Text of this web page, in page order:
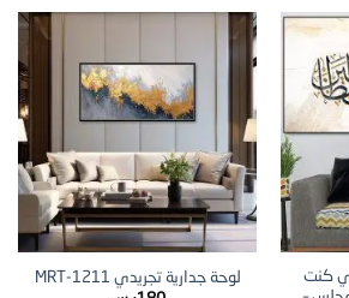
كنت
لوحة جدارية تجريدي MRT-1211